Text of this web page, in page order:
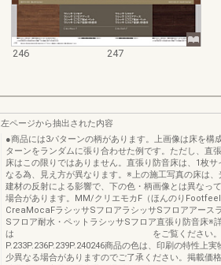
246 247
左ページから抽出された内容
●商品には3パターンの柄があります。上画像は床を構
ターンをランダムに張り合わせた例です。ただし、直
床はこの限りではありません。直張り防音床は、1枚サ
なる為、見え方が異なります。※上の施工写真の床は、
建材の反射による影響で、下の色・柄画像とは異なっ
場合があります。MM/クリエモカF（ほんのりFootfeel
CreaMocaFラシッサSフロアラシッサSフロアアース
Sフロア耐水・ペットラシッサSフロア直張り防音床※
は をご覧ください。
P.233P.236P.239P.240246商品の色は、印刷の特性上実
少異なる場合がありますのでご了承ください。掲載価格